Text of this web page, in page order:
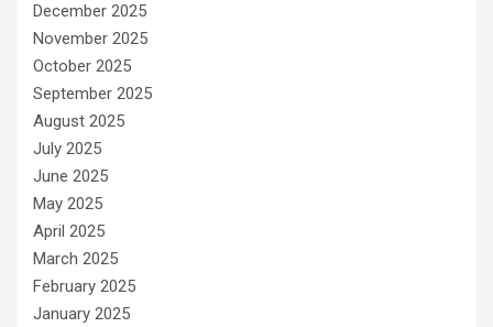
December 2025
November 2025
October 2025
September 2025
August 2025
July 2025
June 2025
May 2025
April 2025
March 2025
February 2025
January 2025